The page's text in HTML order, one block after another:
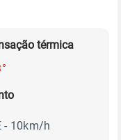
térmica
- 10km/h